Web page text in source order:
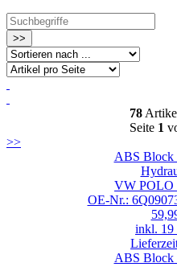
>>
78
Seite 1
>>
ABS Block
VW POLO
OE-Nr.:
inkl. 19
ABS Block